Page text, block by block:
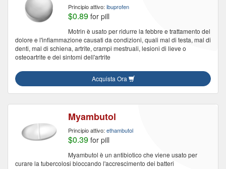
Principio attivo: ibuprofen
$0.89 for pill
Motrin è usato per ridurre la febbre e trattamento del
dolore e l'infiammazione causati da condizioni, quali mal di testa, mal di
denti, mal di schiena, artrite, crampi mestruali, lesioni di lieve o
osteoartrite e dei sintomi dell'artrite
Acquista Ora
Myambutol
Principio attivo: ethambutol
$0.39 for pill
Myambutol è un antibiotico che viene usato per
curare la tubercolosi bloccando l'accrescimento dei batteri